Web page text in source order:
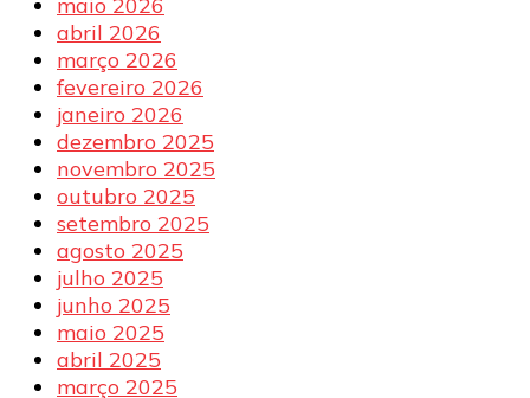
abril 2026
março 2026
fevereiro 2026
janeiro 2026
dezembro 2025
novembro 2025
outubro 2025
setembro 2025
agosto 2025
julho 2025
junho 2025
maio 2025
abril 2025
março 2025